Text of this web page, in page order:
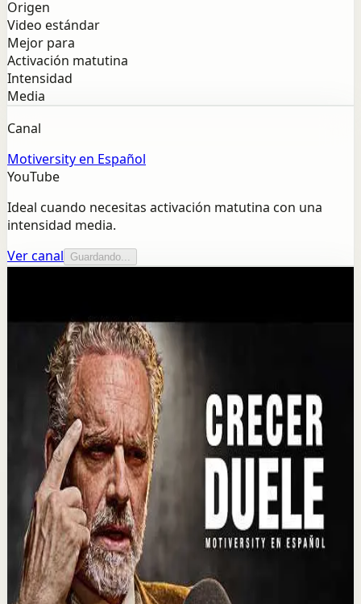
Origen
Video estándar
Mejor para
Activación matutina
Intensidad
Media
Canal
Motiversity en Español
YouTube
Ideal cuando necesitas activación matutina con una
intensidad media.
Ver canal
Guardando...
Motiversity en Español
Seguir explorando
Recuperación
MOTIVERSITY - LO MEJOR DE MOTIVERSITY EN
2026 (HASTA AHORA) | 1 HORA DE
MOTIVACIÓN
6 ago
Recuperación
18 MINUTOS DE PURA DISCIPLINA
30 jul